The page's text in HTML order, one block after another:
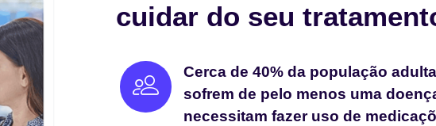
cuidar do seu
Cerca de 40% da população
sofrem de pelo menos uma
necessitam fazer uso de